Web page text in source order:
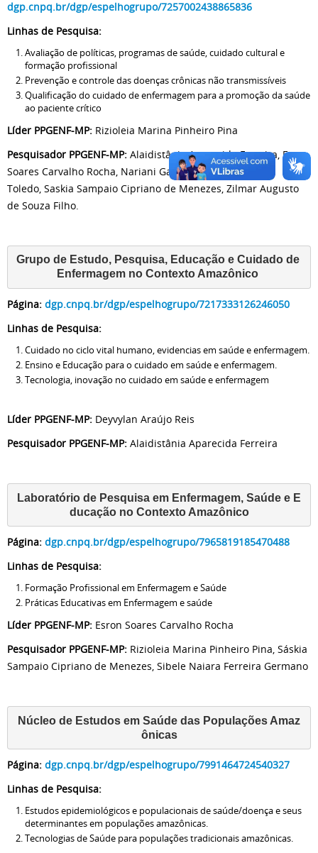
dgp.cnpq.br/dgp/espelhogrupo/7257002438865836
Linhas de Pesquisa:
Avaliação de políticas, programas de saúde, cuidado cultural e
formação profissional
Prevenção e controle das doenças crônicas não transmissíveis
Qualificação do cuidado de enfermagem para a promoção da saúde
ao paciente crítico
Líder PPGENF-MP: Rizioleia Marina Pinheiro Pina
Pesquisador PPGENF-MP: Alaidistânia Aparecida Ferreira, Esron
Soares Carvalho Rocha, Nariani Galvão, Noeli das Neves
Toledo, Saskia Sampaio Cipriano de Menezes, Zilmar Augusto
de Souza Filho.
Grupo de Estudo, Pesquisa, Educação e Cuidado de
Enfermagem no Contexto Amazônico
Página: dgp.cnpq.br/dgp/espelhogrupo/7217333126246050
Linhas de Pesquisa:
Cuidado no ciclo vital humano, evidencias em saúde e enfermagem.
Ensino e Educação para o cuidado em saúde e enfermagem.
Tecnologia, inovação no cuidado em saúde e enfermagem
Líder PPGENF-MP: Deyvylan Araújo Reis
Pesquisador PPGENF-MP: Alaidistânia Aparecida Ferreira
Laboratório de Pesquisa em Enfermagem, Saúde e E
ducação no Contexto Amazônico
Página: dgp.cnpq.br/dgp/espelhogrupo/7965819185470488
Linhas de Pesquisa:
Formação Profissional em Enfermagem e Saúde
Práticas Educativas em Enfermagem e saúde
Líder PPGENF-MP: Esron Soares Carvalho Rocha
Pesquisador PPGENF-MP: Rizioleia Marina Pinheiro Pina, Sáskia
Sampaio Cipriano de Menezes, Sibele Naiara Ferreira Germano
Núcleo de Estudos em Saúde das Populações Amaz
ônicas
Página: dgp.cnpq.br/dgp/espelhogrupo/7991464724540327
Linhas de Pesquisa:
Estudos epidemiológicos e populacionais de saúde/doença e seus
determinantes em populações amazônicas.
Tecnologias de Saúde para populações tradicionais amazônicas.